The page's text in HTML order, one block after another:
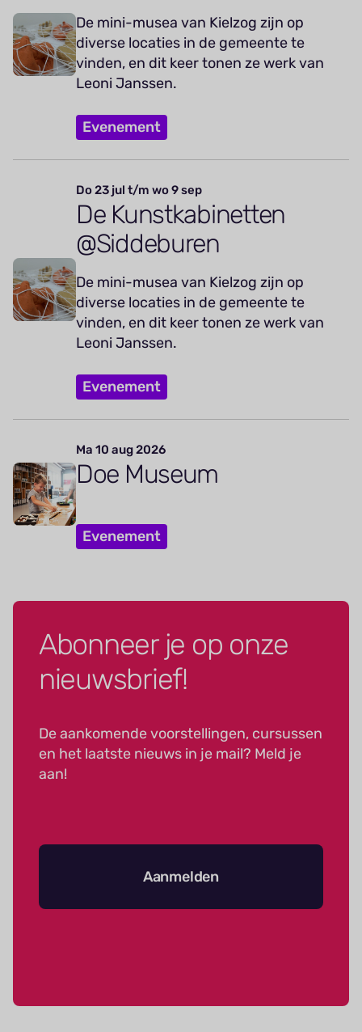
De mini-musea van Kielzog zijn op
diverse locaties in de gemeente te
vinden, en dit keer tonen ze werk van
Leoni Janssen.
Evenement
Do 23 jul t/m wo 9 sep
De Kunstkabinetten
@Siddeburen
De mini-musea van Kielzog zijn op
diverse locaties in de gemeente te
vinden, en dit keer tonen ze werk van
Leoni Janssen.
Evenement
Ma 10 aug 2026
Doe Museum
Evenement
Abonneer je op onze
nieuwsbrief!
De aankomende voorstellingen, cursussen
en het laatste nieuws in je mail? Meld je
aan!
Aanmelden